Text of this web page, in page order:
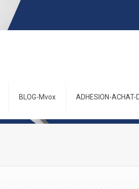
BLOG-Mvox ADHESION-ACHAT-